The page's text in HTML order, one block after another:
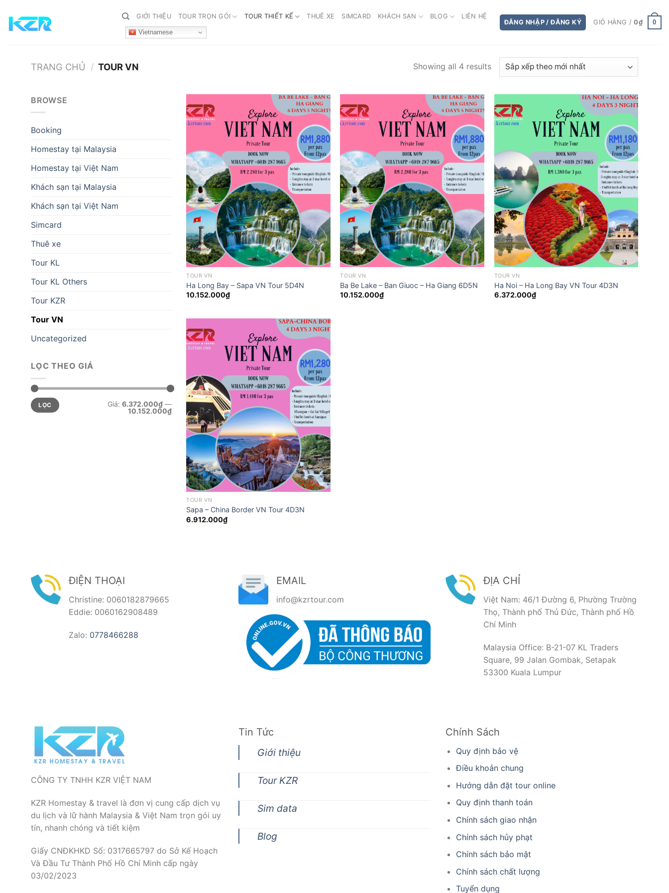
qua
nội
GIỚI THIỆU TOUR TRỌN GÓI TOUR THIẾT KẾ THUÊ XE SIMCARD KHÁCH SẠN BLOG LIÊN HỆ
Vietnamese
ĐĂNG NHẬP / ĐĂNG KÝ GIỎ HÀNG /0₫ 0
TRANG CHỦ / TOUR VN Showing all 4 results
BROWSE
Booking
Homestay tại Malaysia
Homestay tại Việt Nam
Khách sạn tại Malaysia
Khách sạn tại Việt Nam
Simcard
Thuê xe
Tour KL
Tour KL Others
Tour KZR
Tour VN
Uncategorized
LỌC THEO GIÁ
Giá
tối
thiểu
Giá
tối
đa
LỌC Giá: 6.372.000₫—
10.152.000₫
TOUR VN
Ha Long Bay – Sapa VN Tour 5D4N
10.152.000₫
TOUR VN
Ba Be Lake – Ban Giuoc – Ha Giang 6D5N
10.152.000₫
TOUR VN
Ha Noi – Ha Long Bay VN Tour 4D3N
6.372.000₫
TOUR VN
Sapa – China Border VN Tour 4D3N
6.912.000₫
ĐIỆN THOẠI
Christine: 0060182879665
Eddie: 0060162908489
Zalo: 0778466288
EMAIL
info@kzrtour.com
ĐỊA CHỈ
Việt Nam: 46/1 Đường 6, Phường Trường
Thọ, Thành phố Thủ Đức, Thành phố Hồ
Chí Minh
Malaysia Office: B-21-07 KL Traders
Square, 99 Jalan Gombak, Setapak
53300 Kuala Lumpur
CÔNG TY TNHH KZR VIỆT NAM
KZR Homestay & travel là đơn vị cung cấp dịch vụ
du lịch và lữ hành Malaysia & Việt Nam trọn gói uy
tín, nhanh chóng và tiết kiệm
Giấy CNĐKHKD Số: 0317665797 do Sở Kế Hoạch
Và Đầu Tư Thành Phố Hồ Chí Minh cấp ngày
03/02/2023
Tin Tức
Giới thiệu
Tour KZR
Sim data
Blog
Chính Sách
Quy định bảo vệ
Điều khoản chung
Hướng dẫn đặt tour online
Quy định thanh toán
Chính sách giao nhận
Chính sách hủy phạt
Chính sách bảo mật
Chính sách chất lượng
Tuyển dụng